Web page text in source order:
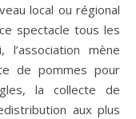
local ou régional
spectacle tous les
mène
de pommes pour
la collecte de
aux plus